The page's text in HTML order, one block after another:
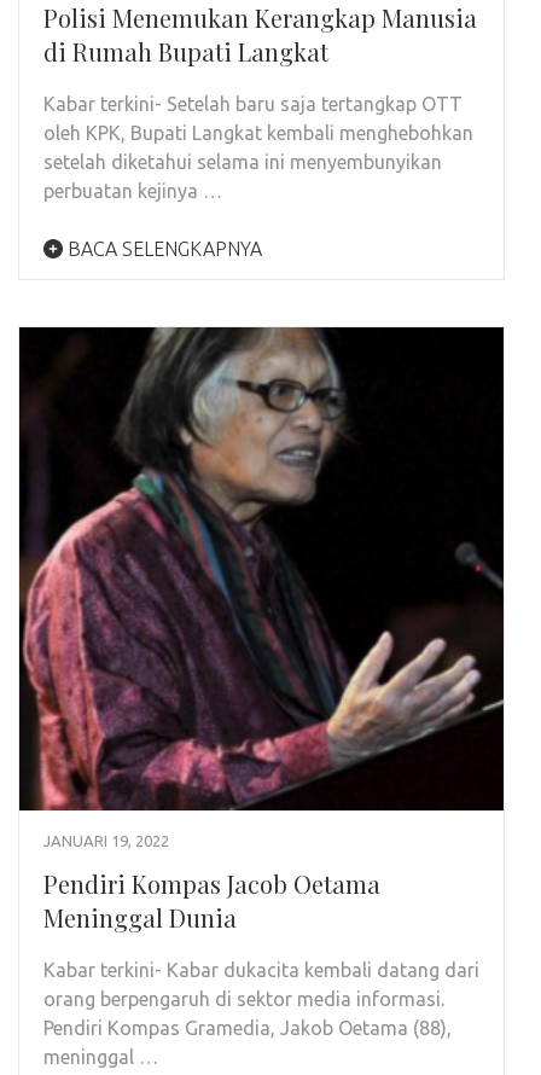
Polisi Menemukan Kerangkap Manusia
di Rumah Bupati Langkat
Kabar terkini- Setelah baru saja tertangkap OTT
oleh KPK, Bupati Langkat kembali menghebohkan
setelah diketahui selama ini menyembunyikan
perbuatan kejinya …
BACA SELENGKAPNYA
JANUARI 19, 2022
Pendiri Kompas Jacob Oetama
Meninggal Dunia
Kabar terkini- Kabar dukacita kembali datang dari
orang berpengaruh di sektor media informasi.
Pendiri Kompas Gramedia, Jakob Oetama (88),
meninggal …